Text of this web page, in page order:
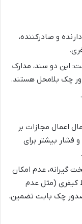
و صادرکننده،
این دو سند، مدارک
چک بلامحل هستند.
اعمال مجازات بر
فشار بیشتر برای
گیرانه، عدم امکان
کیفری (مثل عدم
صدور چک بابت تضمین،